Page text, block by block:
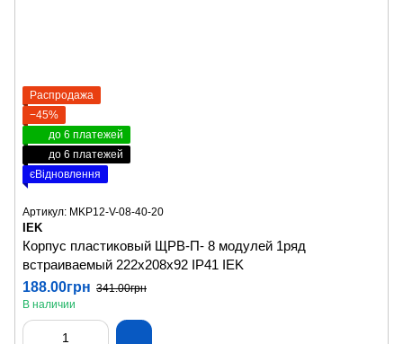
Распродажа
−45%
до 6 платежей
до 6 платежей
єВідновлення
Артикул: MKP12-V-08-40-20
IEK
Корпус пластиковый ЩРВ-П- 8 модулей 1ряд
встраиваемый 222х208х92 IP41 IEK
188.00грн 341.00грн
В наличии